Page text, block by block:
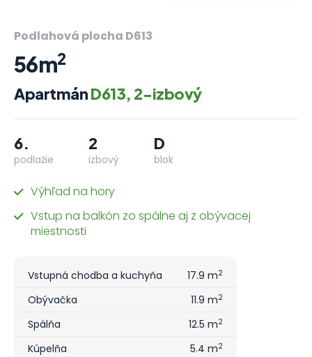
Podlahová plocha D613
56m2
ApartmánD613, 2-izbový
6.
podlažie
2
izbový
D
blok
Výhľad na hory
Vstup na balkón zo spálne aj z obývacej
miestnosti
Vstupná chodba a kuchyňa 17.9 m2
Obývačka 11.9 m2
Spálňa 12.5 m2
Kúpelňa 5.4 m2